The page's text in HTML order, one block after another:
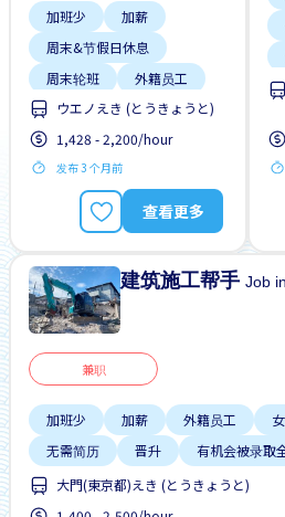
加班少
加薪
周末&节假日休息
周末轮班
外籍员工
宿舍部分覆盖
工作时间短
提供宿舍
提供膳食
ウエノえき (とうきょうと)
1,428 - 2,200/hour
发布 3 个月前
查看更多
建筑施工帮手Job
兼职
加班少 加薪 外籍员工
无需简历
晋升 有机会被录取
大門(東京都)えき (とうきょうと)